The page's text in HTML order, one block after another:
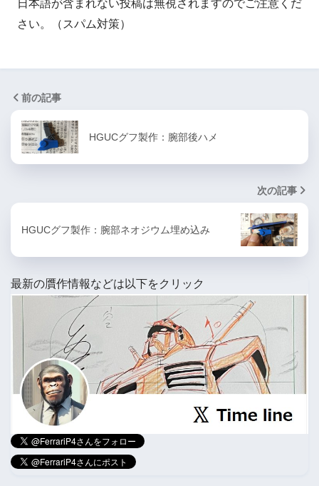
日本語が含まれない投稿は無視されますのでご注意くだ
さい。（スパム対策）
前の記事
HGUCグフ製作：腕部後ハメ
次の記事
HGUCグフ製作：腕部ネオジウム埋め込み
最新の贋作情報などは以下をクリック